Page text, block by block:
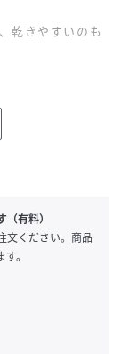
乾きやすいのも
有料）
文ください。商品
。